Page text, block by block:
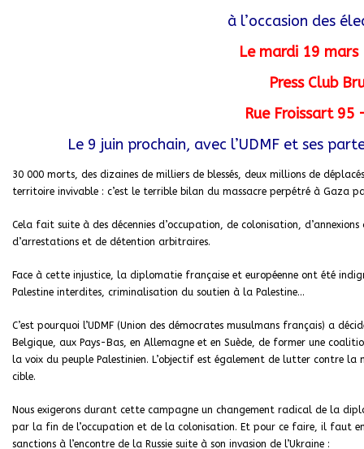
à l’occasion des
Le mardi 19
Press Club
Rue Froissart 95
Le 9 juin prochain, avec l’UDMF et ses
30 000 morts, des dizaines de milliers de blessés, deux millions de
territoire invivable : c’est le terrible bilan du massacre perpétré à Gaza
Cela fait suite à des décennies d’occupation, de colonisation,
d’arrestations et de détention arbitraires.
Face à cette injustice, la diplomatie française et européenne ont été
Palestine interdites, criminalisation du soutien à la Palestine…
C’est pourquoi l’UDMF (Union des démocrates musulmans français) a
Belgique, aux Pays-Bas, en Allemagne et en Suède, de former une
la voix du peuple Palestinien. L’objectif est également de lutter contre
cible.
Nous exigerons durant cette campagne un changement radical de la
par la fin de l’occupation et de la colonisation. Et pour ce faire, il faut
sanctions à l’encontre de la Russie suite à son invasion de l’Ukraine :